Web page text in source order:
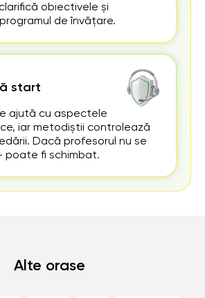
obiectivele și
de învățare.
start
ajută cu aspectele
iar metodiștii controlează
Dacă profesorul nu se
poate fi schimbat.
Alte orase